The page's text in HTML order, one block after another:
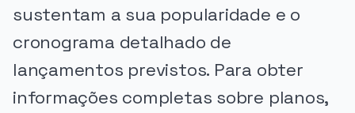
sustentam a sua popularidade e o
cronograma detalhado de
lançamentos previstos. Para obter
informações completas sobre planos,